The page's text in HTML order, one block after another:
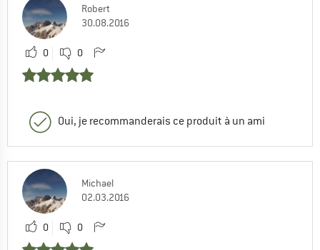
Robert
30.08.2016
0 0
Oui, je recommanderais ce produit à un ami
Michael
02.03.2016
0 0